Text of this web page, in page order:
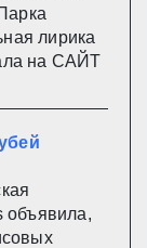
лирика
на САЙТ
объявила,